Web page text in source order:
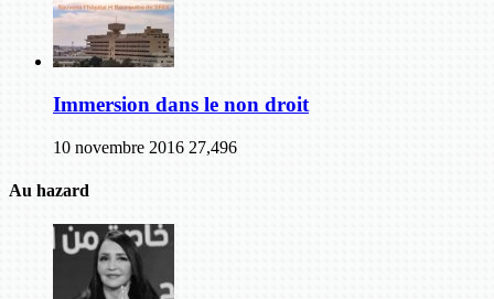
Immersion dans le non droit
10 novembre 2016 27,496
Au hazard